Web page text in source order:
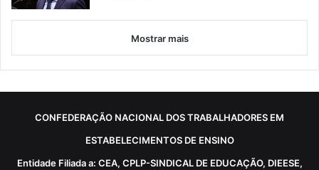
Mostrar mais
CONFEDERAÇÃO NACIONAL DOS TRABALHADORES EM
ESTABELECIMENTOS DE ENSINO
Entidade Filiada a: CEA, CPLP-SINDICAL DE EDUCAÇÃO, DIEESE,